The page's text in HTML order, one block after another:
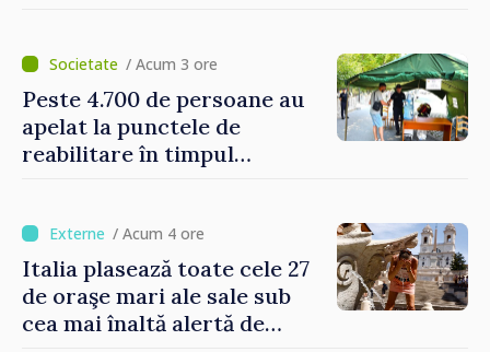
/ Acum 3 ore
Peste 4.700 de persoane au
apelat la punctele de
reabilitare în timpul
/ Acum 4 ore
Italia plasează toate cele 27
de oraşe mari ale sale sub
cea mai înaltă alertă de